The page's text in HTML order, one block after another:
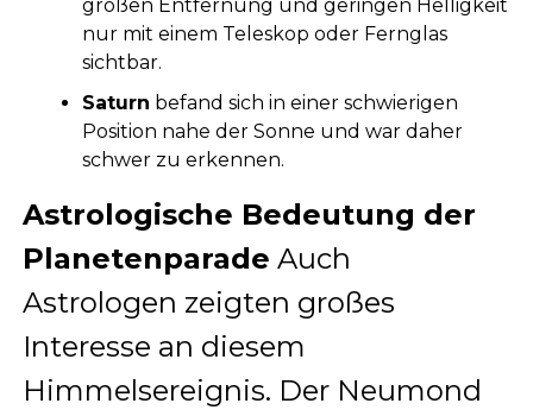
großen Entfernung und geringen Helligkeit
nur mit einem Teleskop oder Fernglas
sichtbar.
Saturn befand sich in einer schwierigen
Position nahe der Sonne und war daher
schwer zu erkennen.
Astrologische Bedeutung der
Planetenparade Auch
Astrologen zeigten großes
Interesse an diesem
Himmelsereignis. Der Neumond